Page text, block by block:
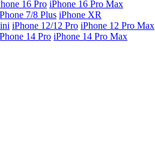
16 Pro iPhone 16 Pro Max
7/8 Plus iPhone XR
iPhone 12/12 Pro iPhone 12 Pro Max
14 Pro iPhone 14 Pro Max